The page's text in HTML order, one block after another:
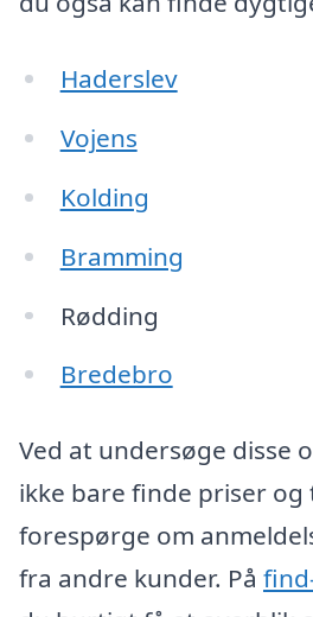
Haderslev
Vojens
Kolding
Bramming
Rødding
Bredebro
Ved at undersøge disse
ikke bare finde priser og
forespørge om
fra andre kunder. På